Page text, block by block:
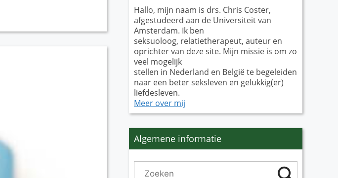
Hallo, mijn naam is drs. Chris Coster,
afgestudeerd aan de Universiteit van
Amsterdam. Ik ben
seksuoloog, relatietherapeut, auteur en
oprichter van deze site. Mijn missie is om zo
veel mogelijk
stellen in Nederland en België te begeleiden
naar een beter seksleven en gelukkig(er)
liefdesleven.
Meer over mij
Algemene informatie